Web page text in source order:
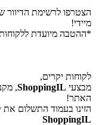
הצטרפו לרשימת הדיוור
מיידי!
*ההטבה מיועדת
לקוחות יקרים,
מבצעי ShoppingIL
האתר!
הזינו בעמוד התשלום את
ShoppingIL